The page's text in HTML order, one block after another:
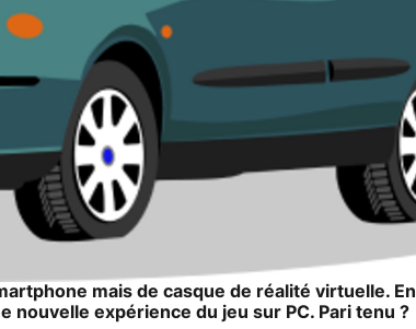
mais de casque de réalité virtuelle. En
nouvelle expérience du jeu sur PC. Pari tenu ?